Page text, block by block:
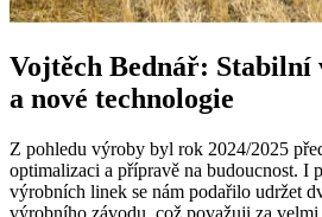
Vojtěch Bednář: Stabilní
a nové technologie
Z pohledu výroby byl rok 2024/2025
optimalizaci a přípravě na budoucnost. I
výrobních linek se nám podařilo udržet
výrobního závodu, což považuji za velmi